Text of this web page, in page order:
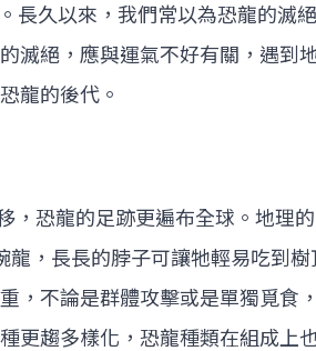
長久以來，我們常以為恐龍的滅
滅絕，應與運氣不好有關，遇到
龍的後代。
，恐龍的足跡更遍布全球。地理
，長長的脖子可讓牠輕易吃到
，不論是群體攻擊或是單獨覓食
更趨多樣化，恐龍種類在組成上